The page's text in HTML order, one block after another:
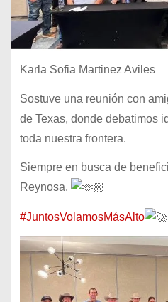
Karla Sofia Martinez Aviles
Sostuve una reunión con
de Texas, donde debatimos
toda nuestra frontera.
Siempre en busca de
Reynosa.
#JuntosVolamosMásAlto